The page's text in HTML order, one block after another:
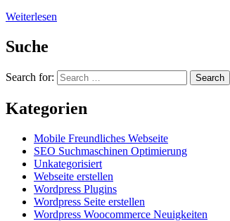
Weiterlesen
Suche
Search for: Search
Kategorien
Mobile Freundliches Webseite
SEO Suchmaschinen Optimierung
Unkategorisiert
Webseite erstellen
Wordpress Plugins
Wordpress Seite erstellen
Wordpress Woocommerce Neuigkeiten